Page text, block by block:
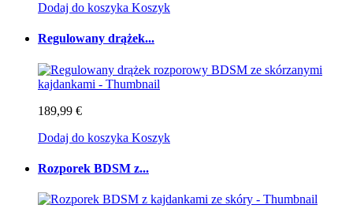
Dodaj do koszyka Koszyk
Regulowany drążek...
189,99 €
Dodaj do koszyka Koszyk
Rozporek BDSM z...